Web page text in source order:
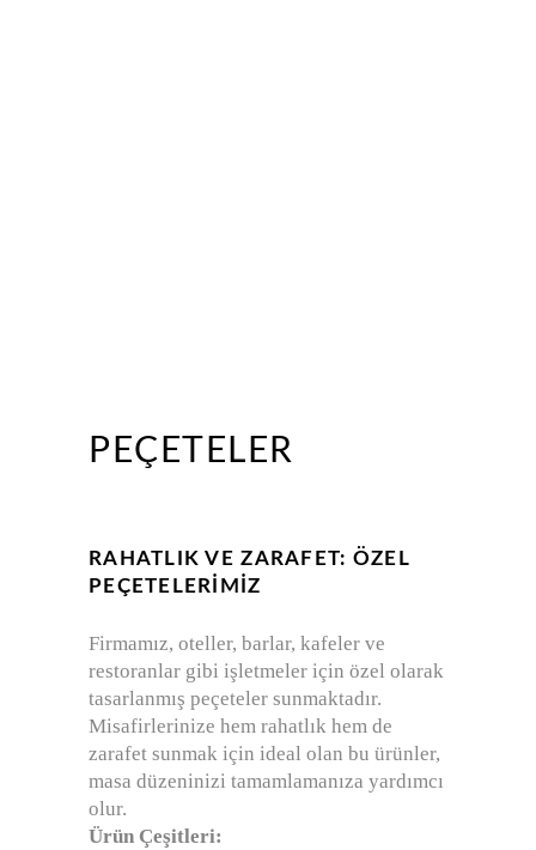
PEÇETELER
RAHATLIK VE ZARAFET: ÖZEL
PEÇETELERIMIZ
Firmamız, oteller, barlar, kafeler ve
restoranlar gibi işletmeler için özel olarak
tasarlanmış peçeteler sunmaktadır.
Misafirlerinize hem rahatlık hem de
zarafet sunmak için ideal olan bu ürünler,
masa düzeninizi tamamlamanıza yardımcı
olur.
Ürün Çeşitleri: